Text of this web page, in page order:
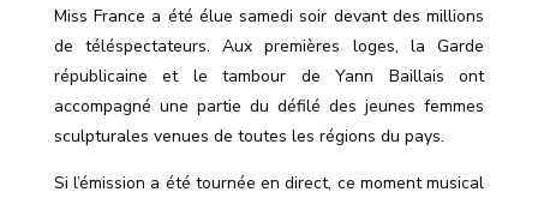
Miss France a été élue samedi soir devant des millions
de téléspectateurs. Aux premières loges, la Garde
républicaine et le tambour de Yann Baillais ont
accompagné une partie du défilé des jeunes femmes
sculpturales venues de toutes les régions du pays.
Si l’émission a été tournée en direct, ce moment musical